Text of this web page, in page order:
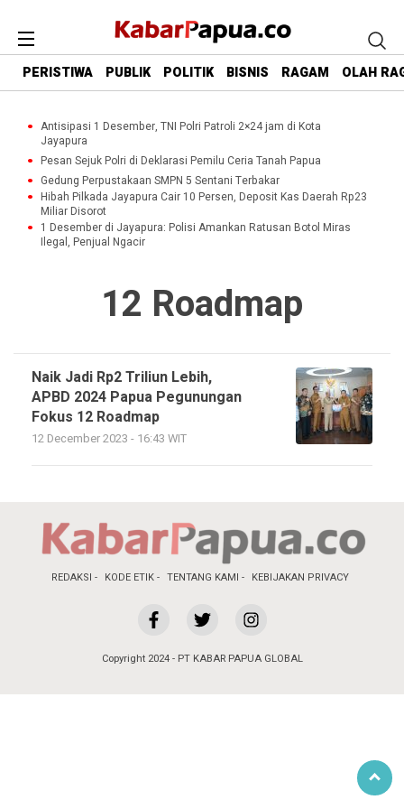
PERISTIWA PUBLIK POLITIK BISNIS RAGAM OLAH
Antisipasi 1 Desember, TNI Polri Patroli 2×24 jam di Kota
Jayapura
Pesan Sejuk Polri di Deklarasi Pemilu Ceria Tanah Papua
Gedung Perpustakaan SMPN 5 Sentani Terbakar
Hibah Pilkada Jayapura Cair 10 Persen, Deposit Kas Daerah Rp23
Miliar Disorot
1 Desember di Jayapura: Polisi Amankan Ratusan Botol Miras
Ilegal, Penjual Ngacir
12 Roadmap
Naik Jadi Rp2 Triliun Lebih,
APBD 2024 Papua Pegunungan
Fokus 12 Roadmap
12 December 2023 - 16:43 WIT
REDAKSI KODE ETIK TENTANG KAMI KEBIJAKAN PRIVACY
Copyright 2024 - PT KABAR PAPUA GLOBAL